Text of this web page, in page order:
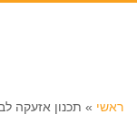
ראשי » תכנון אזעקה